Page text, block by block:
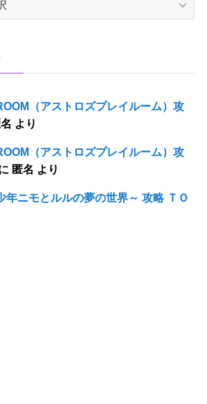
（アストロズプレイルーム）攻
より
（アストロズプレイルーム）攻
匿名 より
年ニモとルルの夢の世界～ 攻略 ＴＯ